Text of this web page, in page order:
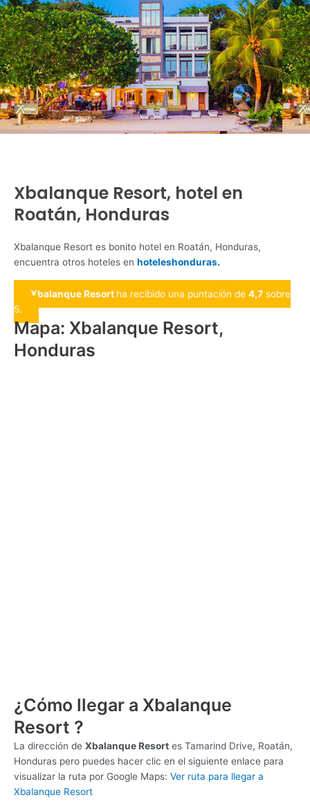
Xbalanque Resort, hotel en
Roatán, Honduras
Xbalanque Resort es bonito hotel en Roatán, Honduras,
encuentra otros hoteles en hoteleshonduras.
Xbalanque Resort ha recibido una puntación de 4,7 sobre
5.
Mapa: Xbalanque Resort,
Honduras
¿Cómo llegar a Xbalanque
Resort ?
La dirección de Xbalanque Resort es Tamarind Drive, Roatán,
Honduras pero puedes hacer clic en el siguiente enlace para
visualizar la ruta por Google Maps: Ver ruta para llegar a
Xbalanque Resort